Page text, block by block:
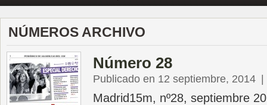
NÚMEROS ARCHIVO
Número 28
Publicado en 12 septiembre, 2014
Madrid15m, nº28, septiembre